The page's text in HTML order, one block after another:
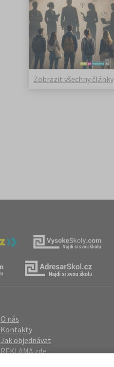
Zobrazit všechny články
O nás
Kontakty
Jak objednávat
REKLAMA zde